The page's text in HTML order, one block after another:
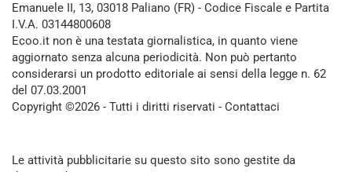
Emanuele II, 13, 03018 Paliano (FR) - Codice Fiscale e Partita
I.V.A. 03144800608
Ecoo.it non è una testata giornalistica, in quanto viene
aggiornato senza alcuna periodicità. Non può pertanto
considerarsi un prodotto editoriale ai sensi della legge n. 62
del 07.03.2001
Copyright ©2026 - Tutti i diritti riservati - Contattaci
Le attività pubblicitarie su questo sito sono gestite da